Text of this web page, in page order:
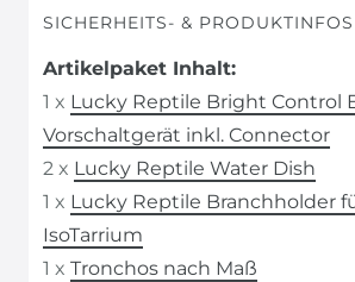
SICHERHEITS- & PRODUKTINFOS
Artikelpaket Inhalt:
1 x Lucky Reptile Bright Control
Vorschaltgerät inkl. Connector
2 x Lucky Reptile Water Dish
1 x Lucky Reptile Branchholder
IsoTarrium
1 x Tronchos nach Maß